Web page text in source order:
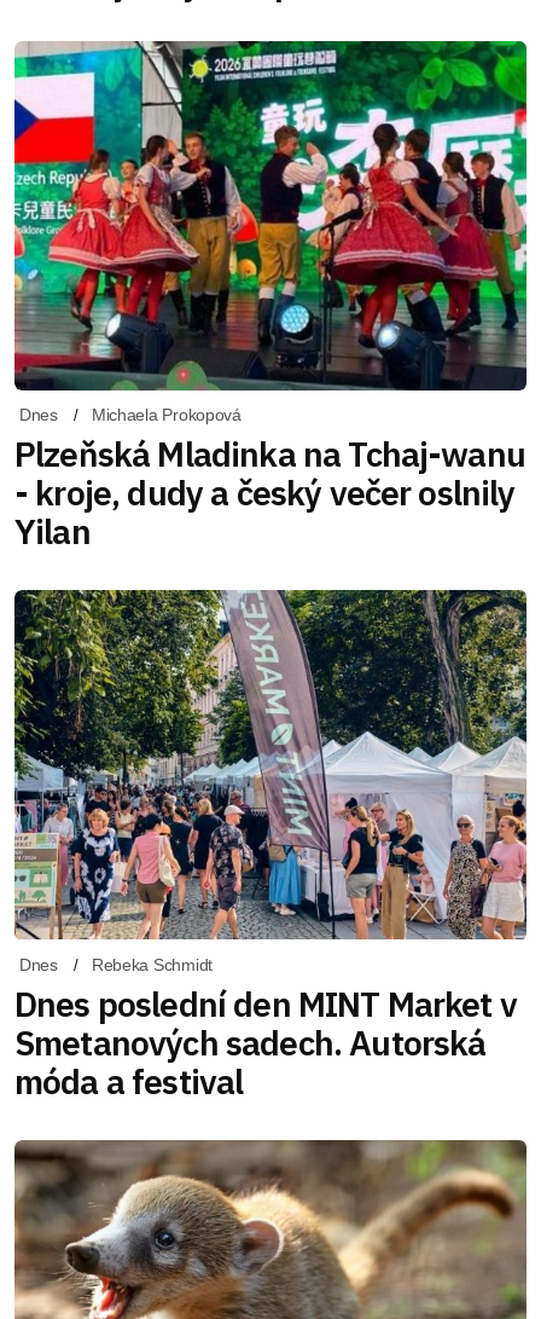
Dnes Michaela Prokopová
Plzeňská Mladinka na Tchaj-wanu
- kroje, dudy a český večer oslnily
Yilan
Dnes Rebeka Schmidt
Dnes poslední den MINT Market v
Smetanových sadech. Autorská
móda a festival